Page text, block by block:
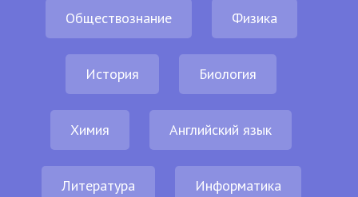
Обществознание Физика
История Биология
Химия Английский язык
Литература Информатика